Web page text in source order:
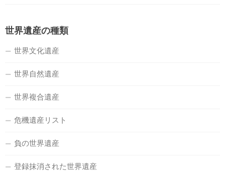
世界遺産の種類
世界文化遺産
世界自然遺産
世界複合遺産
危機遺産リスト
負の世界遺産
登録抹消された世界遺産